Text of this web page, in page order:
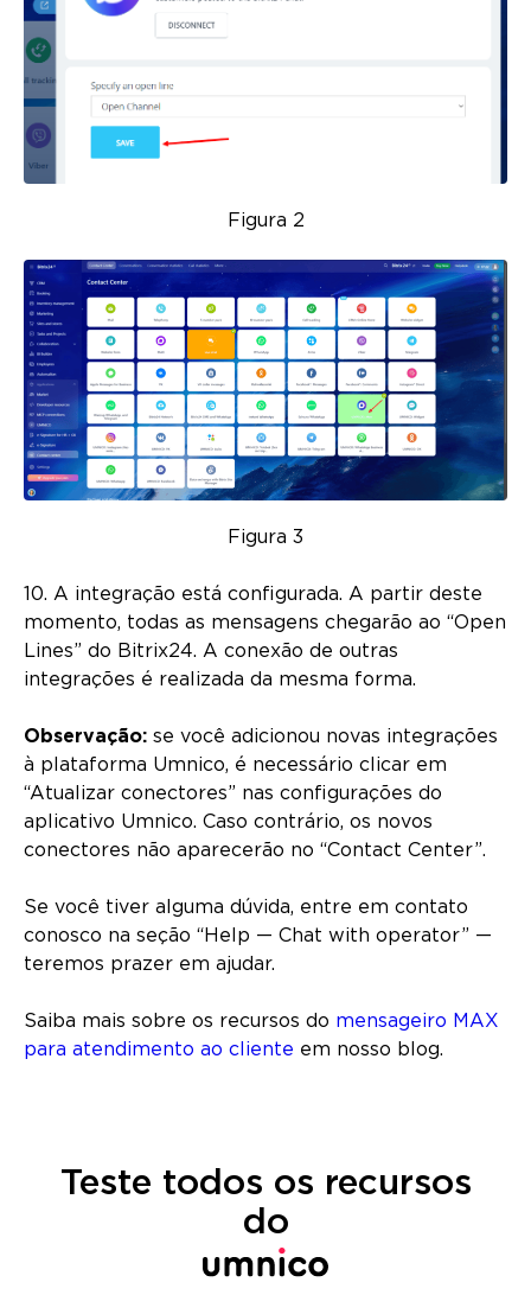
Figura 2
Figura 3
10. A integração está configurada. A partir deste
momento, todas as mensagens chegarão ao “Open
Lines” do Bitrix24. A conexão de outras
integrações é realizada da mesma forma.
Observação: se você adicionou novas integrações
à plataforma Umnico, é necessário clicar em
“Atualizar conectores” nas configurações do
aplicativo Umnico. Caso contrário, os novos
conectores não aparecerão no “Contact Center”.
Se você tiver alguma dúvida, entre em contato
conosco na seção “Help — Chat with operator” —
teremos prazer em ajudar.
Saiba mais sobre os recursos do mensageiro MAX
para atendimento ao cliente em nosso blog.
Teste todos os recursos
do